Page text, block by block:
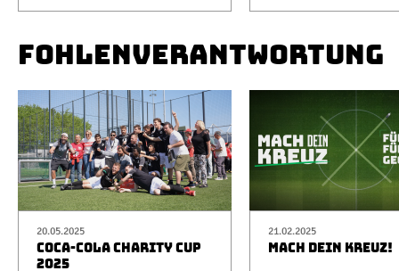
FOHLENVERANTWORTUNG
20.05.2025
COCA-COLA CHARITY CUP
2025
21.02.2025
MACH DEIN KREUZ!